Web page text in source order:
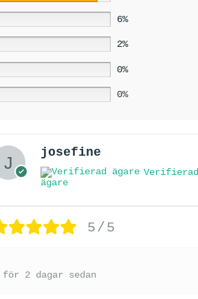
6%
2%
0%
0%
josefine
Verifierad
ägare
5/5
för 2 dagar sedan